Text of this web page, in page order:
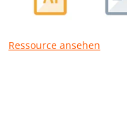
Ressource ansehen